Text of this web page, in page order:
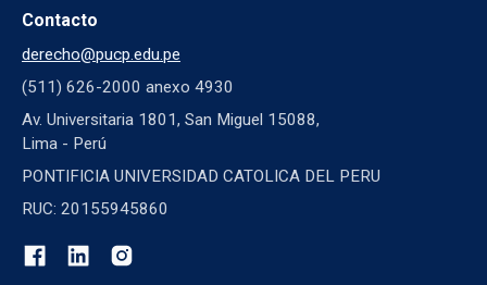
Contacto
derecho@pucp.edu.pe
(511) 626-2000 anexo 4930
Av. Universitaria 1801, San Miguel 15088,
Lima - Perú
PONTIFICIA UNIVERSIDAD CATOLICA DEL PERU
RUC: 20155945860